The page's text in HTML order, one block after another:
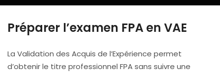
Préparer l’examen FPA en VAE
La Validation des Acquis de l’Expérience permet
d’obtenir le titre professionnel FPA sans suivre une